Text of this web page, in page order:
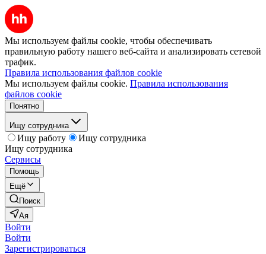
Мы используем файлы cookie, чтобы обеспечивать
правильную работу нашего веб-сайта и анализировать сетевой
трафик.
Правила использования файлов cookie
Мы используем файлы cookie. Правила использования
файлов cookie
Понятно
Ищу сотрудника
Ищу работу
Ищу сотрудника
Ищу сотрудника
Сервисы
Помощь
Ещё
Поиск
Ая
Войти
Войти
Зарегистрироваться